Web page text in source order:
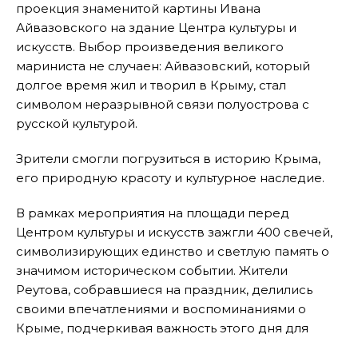
проекция знаменитой картины Ивана
Айвазовского на здание Центра культуры и
искусств. Выбор произведения великого
мариниста не случаен: Айвазовский, который
долгое время жил и творил в Крыму, стал
символом неразрывной связи полуострова с
русской культурой.
Зрители смогли погрузиться в историю Крыма,
его природную красоту и культурное наследие.
В рамках мероприятия на площади перед
Центром культуры и искусств зажгли 400 свечей,
символизирующих единство и светлую память о
значимом историческом событии. Жители
Реутова, собравшиеся на праздник, делились
своими впечатлениями и воспоминаниями о
Крыме, подчеркивая важность этого дня для